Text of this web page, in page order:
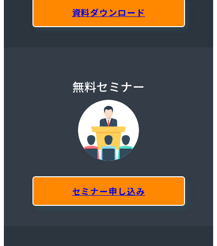
資料ダウンロード
無料セミナー
セミナー申し込み